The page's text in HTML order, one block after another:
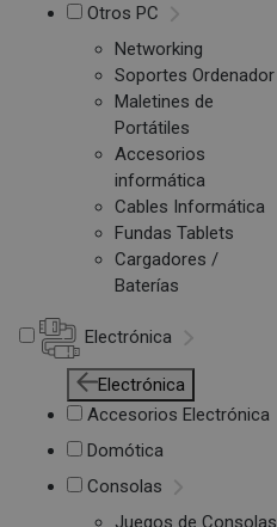
Otros PC
Networking
Soportes Ordenador
Maletines de
Portátiles
Accesorios
informática
Cables Informática
Fundas Tablets
Cargadores /
Baterías
Electrónica
Electrónica
Accesorios Electrónica
Domótica
Consolas
Juegos de Consolas